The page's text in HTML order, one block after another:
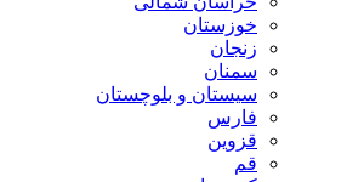
خوزستان
زنجان
سمنان
سیستان و بلوچستان
فارس
قزوین
قم